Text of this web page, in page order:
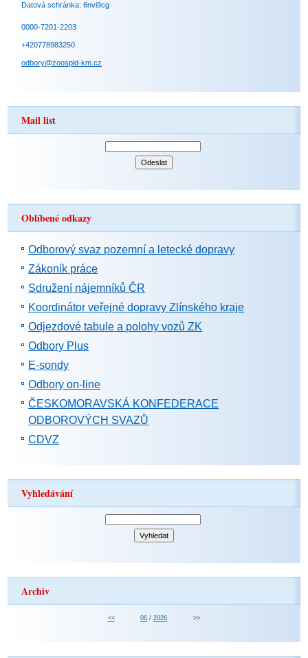
Datová schránka: 6nvi9cg
0000-7201-2203
+420778983250
odbory@zoospld-km.cz
Mail list
Oblíbené odkazy
Odborový svaz pozemní a letecké dopravy
Zákoník práce
Sdružení nájemníků ČR
Koordinátor veřejné dopravy Zlínského kraje
Odjezdové tabule a polohy vozů ZK
Odbory Plus
E-sondy
Odbory on-line
ČESKOMORAVSKÁ KONFEDERACE
ODBOROVÝCH SVAZŮ
CDVZ
Vyhledávání
Archiv
<< 06 / 2026 >>